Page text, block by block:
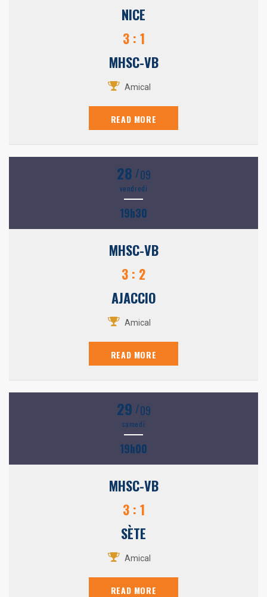
NICE
3 : 1
MHSC-VB
Amical
READ MORE
28 /09
vendredi
19h30
MHSC-VB
3 : 2
AJACCIO
Amical
READ MORE
29 /09
samedi
19h00
MHSC-VB
3 : 1
SÈTE
Amical
READ MORE